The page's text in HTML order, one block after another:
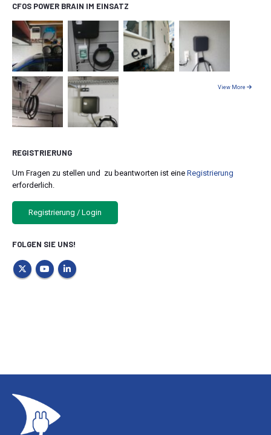
CFOS POWER BRAIN IM EINSATZ
View More
REGISTRIERUNG
Um Fragen zu stellen und zu beantworten ist eine Registrierung
erforderlich.
Registrierung / Login
FOLGEN SIE UNS!